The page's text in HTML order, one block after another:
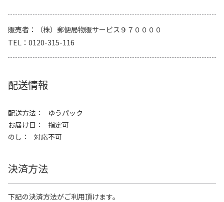
販売者
（株）郵便局物販サービス９７００００
TEL
0120-315-116
配送情報
配送方法
ゆうパック
お届け日
指定可
のし
対応不可
決済方法
下記の決済方法がご利用頂けます。